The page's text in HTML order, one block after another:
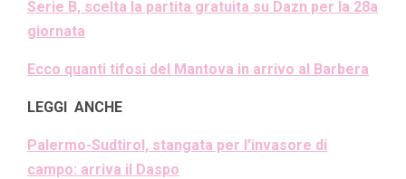
Serie B, scelta la partita gratuita su Dazn per la 28a
giornata
Ecco quanti tifosi del Mantova in arrivo al Barbera
LEGGI ANCHE
Palermo-Sudtirol, stangata per l’invasore di
campo: arriva il Daspo